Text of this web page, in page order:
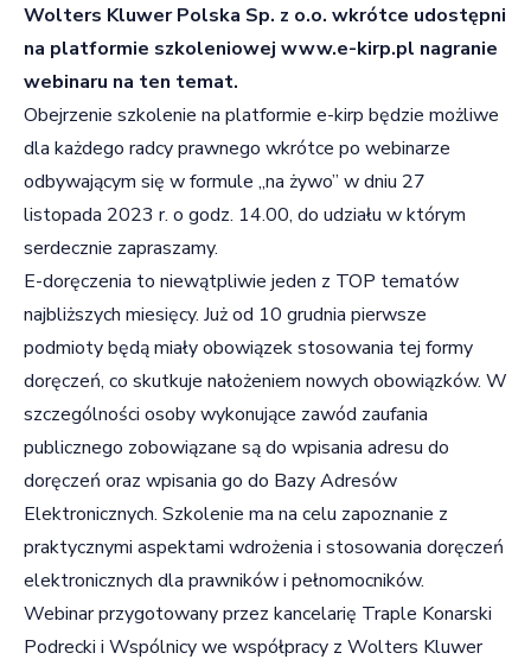
Wolters Kluwer Polska Sp. z o.o. wkrótce udostępni
na platformie szkoleniowej www.e-kirp.pl nagranie
webinaru na ten temat.
Obejrzenie szkolenie na platformie e-kirp będzie możliwe
dla każdego radcy prawnego wkrótce po webinarze
odbywającym się w formule „na żywo” w dniu 27
listopada 2023 r. o godz. 14.00, do udziału w którym
serdecznie zapraszamy.
E-doręczenia to niewątpliwie jeden z TOP tematów
najbliższych miesięcy. Już od 10 grudnia pierwsze
podmioty będą miały obowiązek stosowania tej formy
doręczeń, co skutkuje nałożeniem nowych obowiązków. W
szczególności osoby wykonujące zawód zaufania
publicznego zobowiązane są do wpisania adresu do
doręczeń oraz wpisania go do Bazy Adresów
Elektronicznych. Szkolenie ma na celu zapoznanie z
praktycznymi aspektami wdrożenia i stosowania doręczeń
elektronicznych dla prawników i pełnomocników.
Webinar przygotowany przez kancelarię Traple Konarski
Podrecki i Wspólnicy we współpracy z Wolters Kluwer